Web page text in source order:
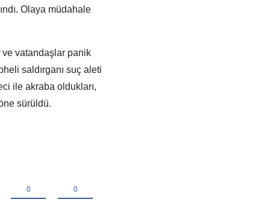
Olaya müdahale
ve vatandaşlar panik
saldırganı suç aleti
ile akraba oldukları,
sürüldü.